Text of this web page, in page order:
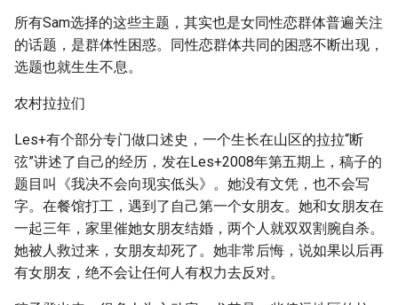
所有Sam选择的这些主题，其实也是女同性恋群体普遍关注
的话题，是群体性困惑。同性恋群体共同的困惑不断出现，
选题也就生生不息。
农村拉拉们
Les+有个部分专门做口述史，一个生长在山区的拉拉“断
弦”讲述了自己的经历，发在Les+2008年第五期上，稿子的
题目叫《我决不会向现实低头》。她没有文凭，也不会写
字。在餐馆打工，遇到了自己第一个女朋友。她和女朋友在
一起三年，家里催她女朋友结婚，两个人就双双割腕自杀。
她被人救过来，女朋友却死了。她非常后悔，说如果以后再
有女朋友，绝不会让任何人有权力去反对。